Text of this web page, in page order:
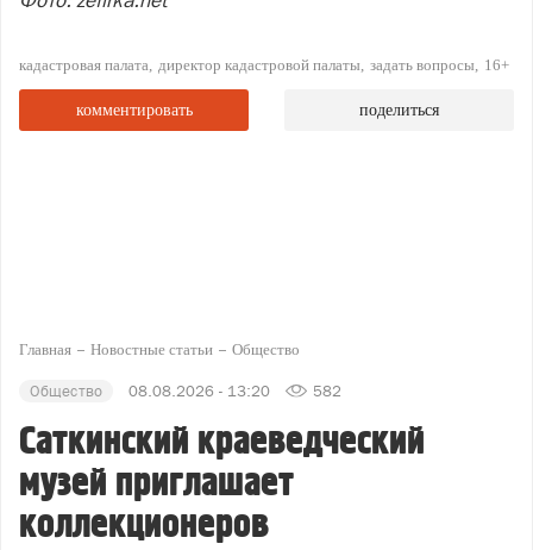
кадастровая палата директор кадастровой палаты задать вопросы 16+
комментировать поделиться
Главная Новостные статьи Общество
Общество 08.08.2026 - 13:20 582
Саткинский краеведческий
музей приглашает
коллекционеров